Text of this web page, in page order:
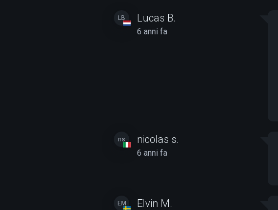
LB Lucas B.
6 anni fa
ns nicolas s.
6 anni fa
EM Elvin M.